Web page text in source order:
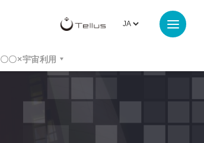
〇〇×宇宙利用